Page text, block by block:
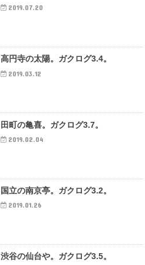
2019.07.20
高円寺の太陽。ガクログ3.4。
2019.03.12
田町の亀喜。ガクログ3.7。
2019.02.04
国立の南京亭。ガクログ3.2。
2019.01.26
渋谷の仙台や。ガクログ3.5。